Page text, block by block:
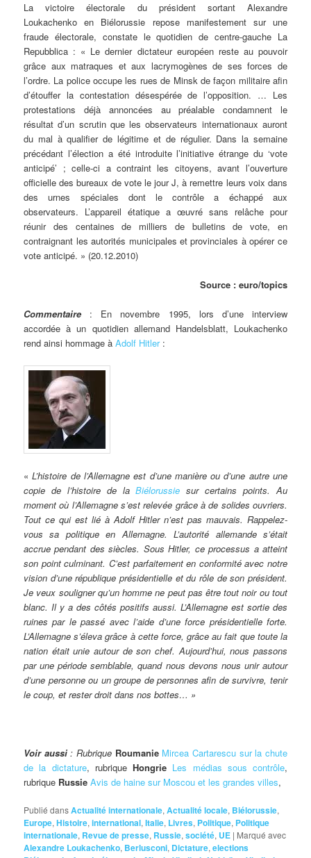
La victoire électorale du président sortant Alexandre
Loukachenko en Biélorussie repose manifestement sur une
fraude électorale, constate le quotidien de centre-gauche La
Repubblica : « Le dernier dictateur européen reste au pouvoir
grâce aux matraques et aux lacrymogènes de ses forces de
l’ordre. La police occupe les rues de Minsk de façon militaire afin
d’étouffer la contestation désespérée de l’opposition. … Les
protestations déjà annoncées au préalable condamnent le
résultat d’un scrutin que les observateurs internationaux auront
du mal à qualifier de légitime et de régulier. Dans la semaine
précédant l’élection a été introduite l’initiative étrange du ‘vote
anticipé’ ; celle-ci a contraint les citoyens, avant l’ouverture
officielle des bureaux de vote le jour J, à remettre leurs voix dans
des urnes spéciales dont le contrôle a échappé aux
observateurs. L’appareil étatique a œuvré sans relâche pour
réunir des centaines de milliers de bulletins de vote, en
contraignant les autorités municipales et provinciales à opérer ce
vote anticipé. » (20.12.2010)
Source : euro/topics
Commentaire : En novembre 1995, lors d’une interview
accordée à un quotidien allemand Handelsblatt, Loukachenko
rend ainsi hommage àAdolf Hitler:
«L’histoire de l’Allemagne est d’une manière ou d’une autre une
copie de l’histoire de laBiélorussie sur certains points. Au
moment où l’Allemagne s’est relevée grâce à de solides ouvriers.
Tout ce qui est lié à Adolf Hitler n’est pas mauvais. Rappelez-
vous sa politique en Allemagne. L’autorité allemande s’était
accrue pendant des siècles. Sous Hitler, ce processus a atteint
son point culminant. C’est parfaitement en conformité avec notre
vision d’une république présidentielle et du rôle de son président.
Je veux souligner qu’un homme ne peut pas être tout noir ou tout
blanc. Il y a des côtés positifs aussi. L’Allemagne est sortie des
ruines par le passé avec l’aide d’une force présidentielle forte.
L’Allemagne s’éleva grâce à cette force, grâce au fait que toute la
nation était unie autour de son chef. Aujourd’hui, nous passons
par une période semblable, quand nous devons nous unir autour
d’une personne ou un groupe de personnes afin de survivre, tenir
le coup, et rester droit dans nos bottes… »
Voir aussi: Rubrique Roumanie Mircea Cartarescu sur la chute
de la dictature, rubriqueHongrie Les médias sous contrôle,
rubrique Russie Avis de haine sur Moscou et les grandes villes,
Publié dansActualité internationale,Actualité locale, Biélorussie,
Europe,Histoire,international,Italie, Livres, Politique, Politique
internationale, Revue de presse, Russie,société, UE | Marqué avec
Alexandre Loukachenko, Berlusconi, Dictature,elections